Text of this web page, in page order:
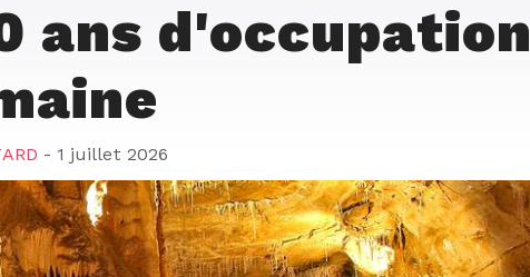
ans d'occupation
- 1 juillet 2026